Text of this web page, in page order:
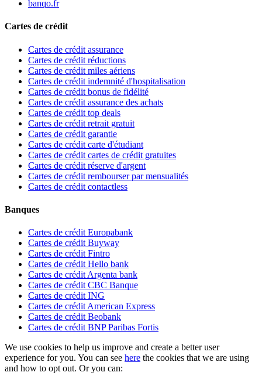
banqo.fr
Cartes de crédit
Cartes de crédit assurance
Cartes de crédit réductions
Cartes de crédit miles aériens
Cartes de crédit indemnité d'hospitalisation
Cartes de crédit bonus de fidélité
Cartes de crédit assurance des achats
Cartes de crédit top deals
Cartes de crédit retrait gratuit
Cartes de crédit garantie
Cartes de crédit carte d'étudiant
Cartes de crédit cartes de crédit gratuites
Cartes de crédit réserve d'argent
Cartes de crédit rembourser par mensualités
Cartes de crédit contactless
Banques
Cartes de crédit Europabank
Cartes de crédit Buyway
Cartes de crédit Fintro
Cartes de crédit Hello bank
Cartes de crédit Argenta bank
Cartes de crédit CBC Banque
Cartes de crédit ING
Cartes de crédit American Express
Cartes de crédit Beobank
Cartes de crédit BNP Paribas Fortis
We use cookies to help us improve and create a better user
experience for you. You can see here the cookies that we are using
and how to opt out. Or you can: